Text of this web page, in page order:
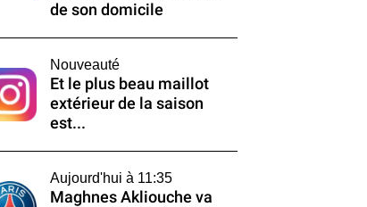
de son domicile
Nouveauté
Et le plus beau maillot
extérieur de la saison
est...
Aujourd'hui à 11:35
Maghnes Akliouche va